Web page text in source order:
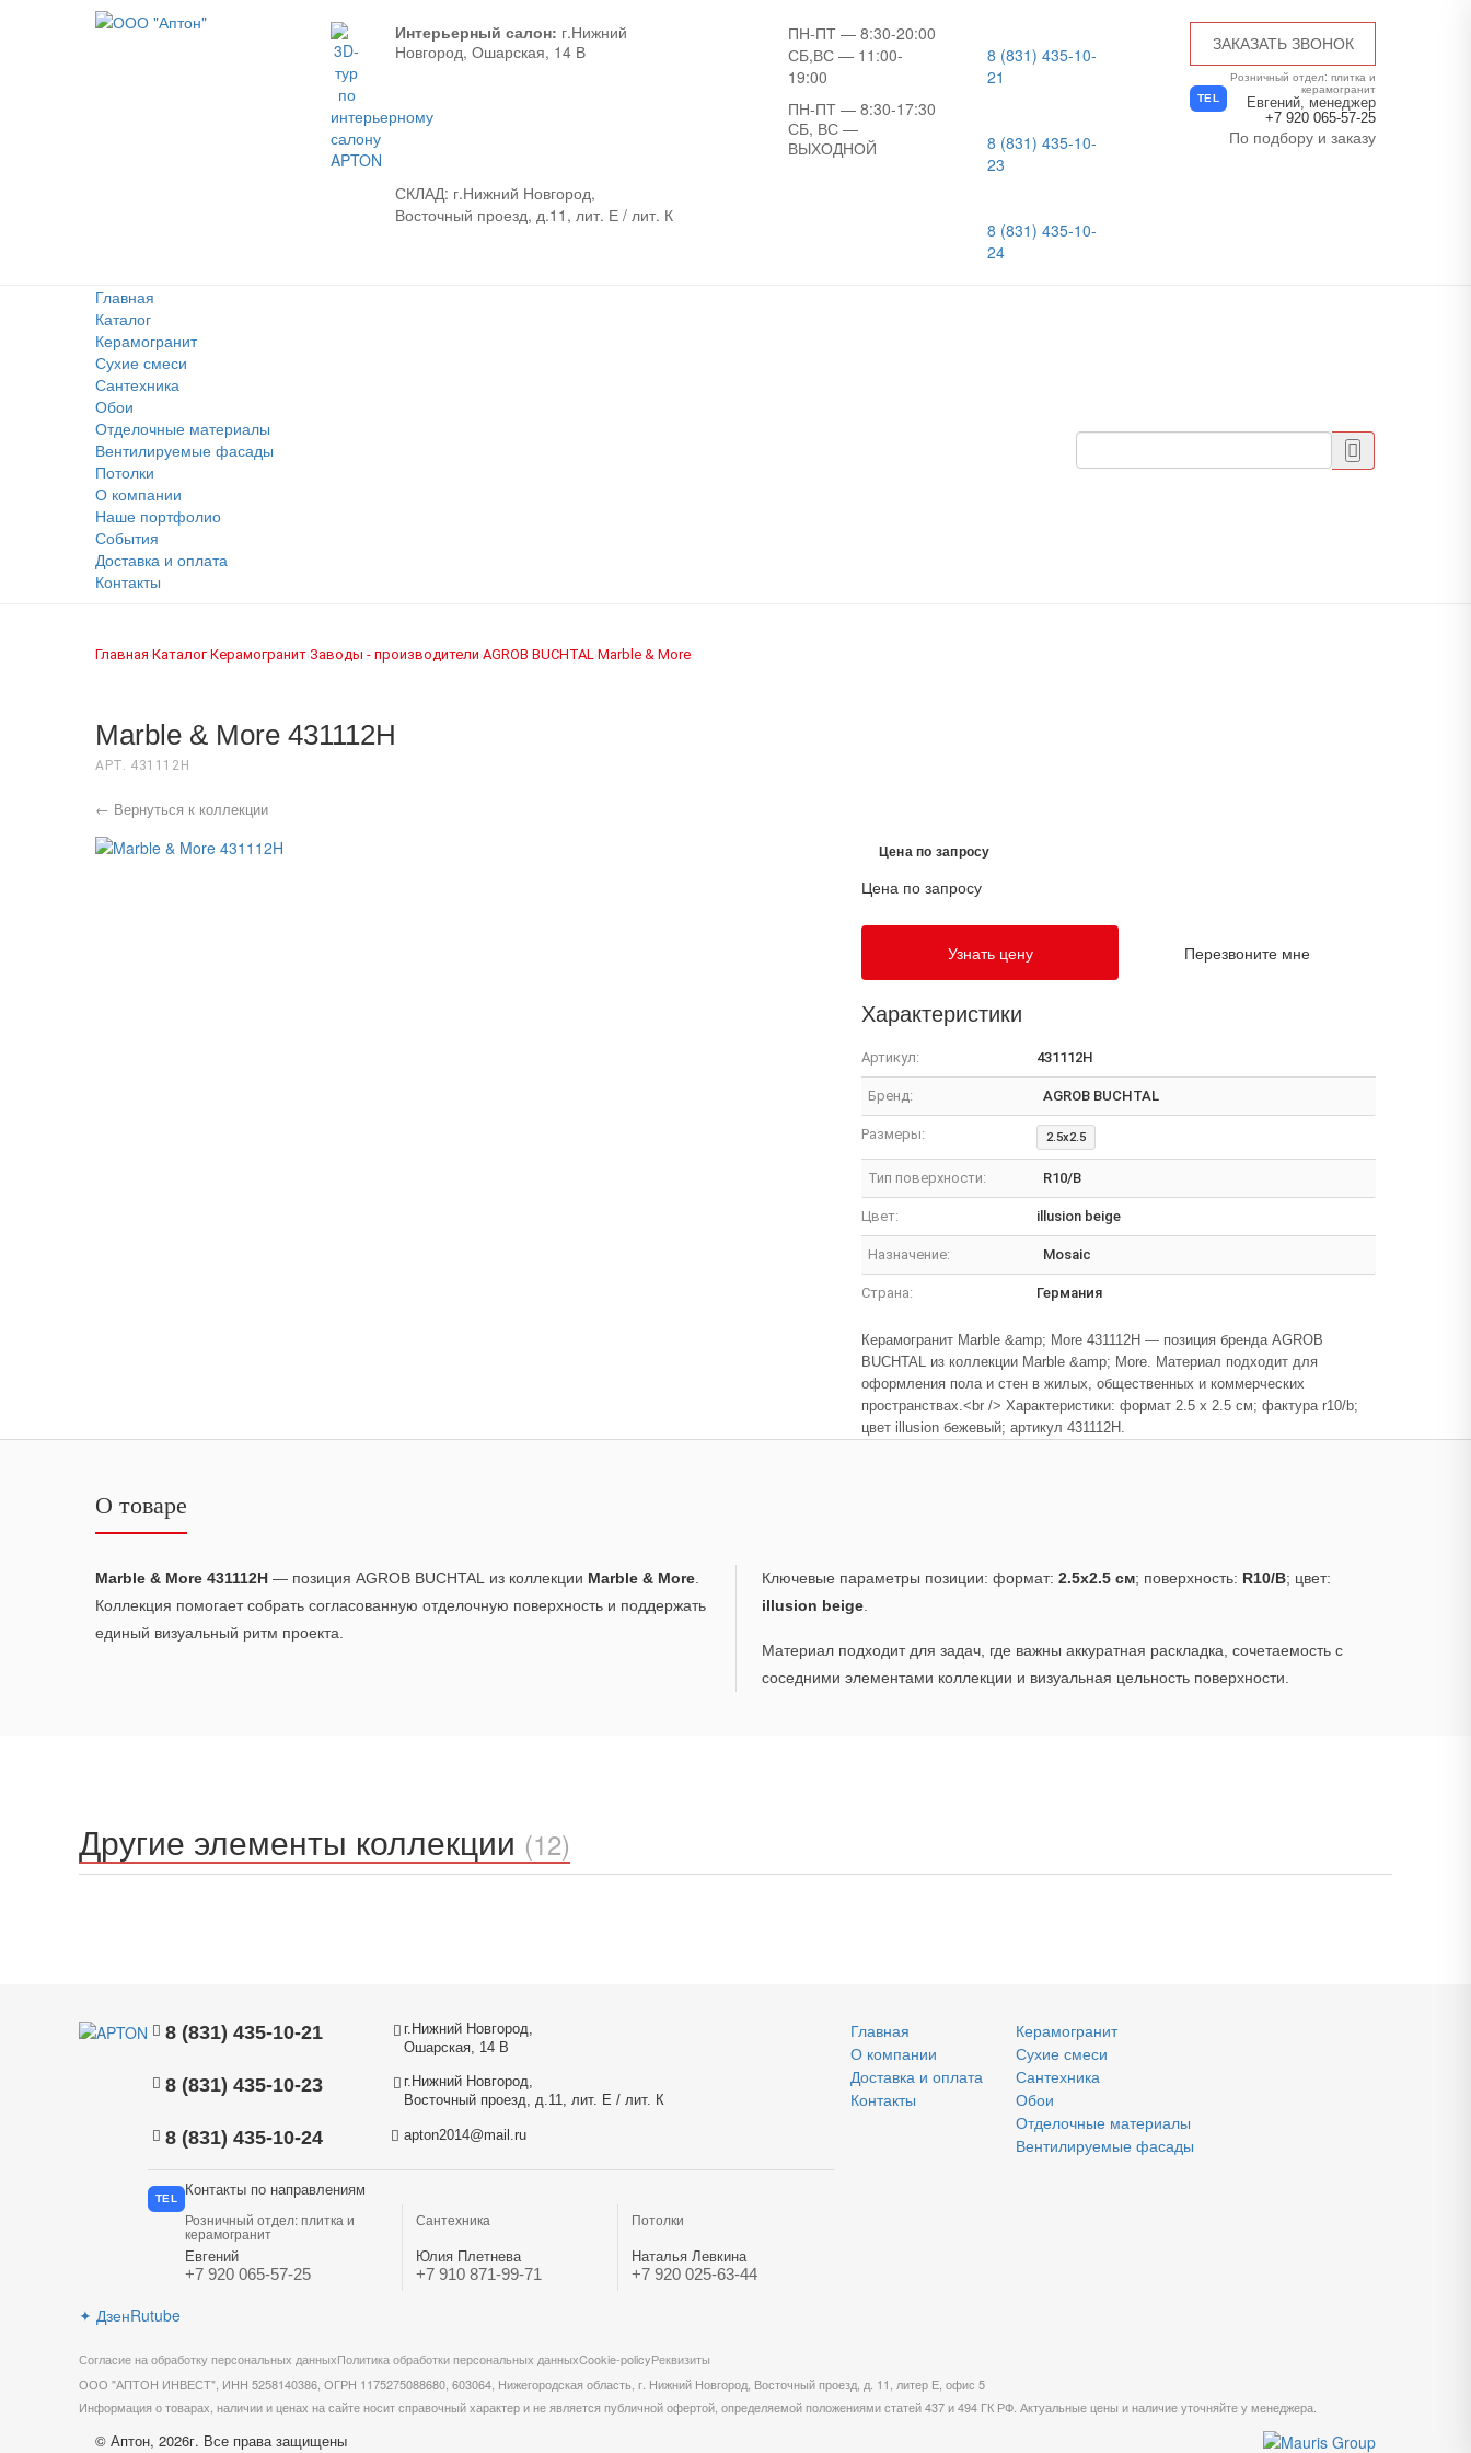
Интерьерный салон: г.Нижний
Новгород, Ошарская, 14 В
СКЛАД: г.Нижний Новгород,
Восточный проезд, д.11, лит. Е / лит. К
ПН-ПТ — 8:30-20:00
СБ,ВС — 11:00-
19:00
ПН-ПТ — 8:30-17:30
СБ, ВС —
ВЫХОДНОЙ
8 (831) 435-10-
21
8 (831) 435-10-
23
8 (831) 435-10-
24
ЗАКАЗАТЬ ЗВОНОК
TEL
Розничный отдел: плитка и
керамогранит
Евгений, менеджер
+7 920 065-57-25
По подбору и заказу
Главная
Каталог
Керамогранит
Сухие смеси
Сантехника
Обои
Отделочные материалы
Вентилируемые фасады
Потолки
О компании
Наше портфолио
События
Доставка и оплата
Контакты
Главная›Каталог›Керамогранит›Заводы - производители›AGROB BUCHTAL›Marble & More
Marble & More 431112H
АРТ. 431112H
← Вернуться к коллекции
Цена по запросу
Цена по запросу
Узнать цену Перезвоните мне
Характеристики
Артикул: 431112H
Бренд: AGROB BUCHTAL
Размеры: 2.5x2.5
Тип поверхности: R10/B
Цвет: illusion beige
Назначение: Mosaic
Страна: Германия
Керамогранит Marble &amp; More 431112H — позиция бренда AGROB
BUCHTAL из коллекции Marble &amp; More. Материал подходит для
оформления пола и стен в жилых, общественных и коммерческих
пространствах.<br /> Характеристики: формат 2.5 x 2.5 см; фактура r10/b;
цвет illusion бежевый; артикул 431112H.
О товаре
Marble & More 431112H — позиция AGROB BUCHTAL из коллекции Marble & More
Коллекция помогает собрать согласованную отделочную поверхность и поддержать
единый визуальный ритм проекта.
Ключевые параметры позиции: формат: 2.5x2.5 см; поверхность: R10/B; цвет:
illusion beige
Материал подходит для задач, где важны аккуратная раскладка, сочетаемость с
соседними элементами коллекции и визуальная цельность поверхности.
Другие элементы коллекции (12)
8 (831) 435-10-21
8 (831) 435-10-23
8 (831) 435-10-24
г.Нижний Новгород,
Ошарская, 14 В
г.Нижний Новгород,
Восточный проезд, д.11, лит. Е / лит. К
apton2014@mail.ru
TEL
Контакты по направлениям
Розничный отдел: плитка и
керамогранит
Евгений
+7 920 065-57-25
Сантехника
Юлия Плетнева
+7 910 871-99-71
Потолки
Наталья Левкина
+7 920 025-63-44
✦ ДзенRutube
Главная
О компании
Доставка и оплата
Контакты
Керамогранит
Сухие смеси
Сантехника
Обои
Отделочные материалы
Вентилируемые фасады
Согласие на обработку персональных данныхПолитика обработки персональных данныхCookie-policyРеквизиты
ООО "АПТОН ИНВЕСТ", ИНН 5258140386, ОГРН 1175275088680, 603064, Нижегородская область, г. Нижний Новгород, Восточный проезд, д. 11, литер Е, офис 5
Информация о товарах, наличии и ценах на сайте носит справочный характер и не является публичной офертой, определяемой положениями статей 437 и 494 ГК РФ. Актуальные цены и наличие уточняйте у менеджера.
© Аптон, 2026г. Все права защищены